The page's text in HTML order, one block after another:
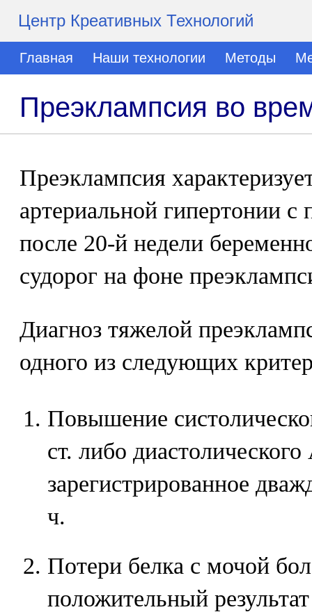
Центр Креативных Технологий
Главная Наши технологии Методы
Преэклампсия во
Преэклампсия
артериальной гипертонии с
после 20-й недели
судорог на фоне
Диагноз тяжелой
одного из следующих
Повышение
ст. либо
зарегистрированное
ч.
Потери белка с мочой
положительный